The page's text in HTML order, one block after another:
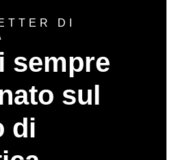
DI
sempre
sul
di